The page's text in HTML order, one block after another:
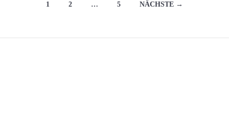
Beitragsnavigation
1 2 … 5 NÄCHSTE →